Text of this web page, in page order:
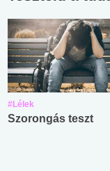
#Lélek
Szorongás teszt